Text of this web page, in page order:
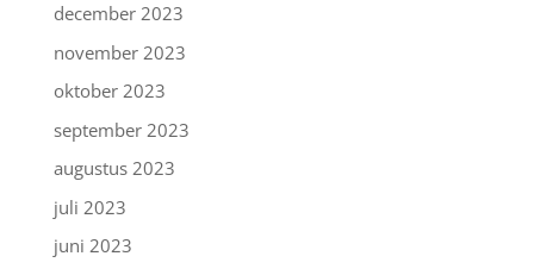
december 2023
november 2023
oktober 2023
september 2023
augustus 2023
juli 2023
juni 2023